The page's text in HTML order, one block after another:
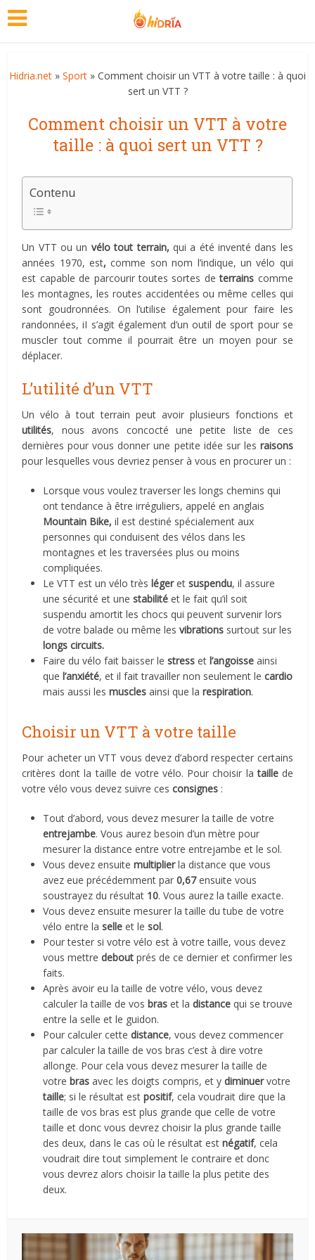
Hidria.net » Sport » Comment choisir un VTT à votre taille : à quoi
sert un VTT ?
Comment choisir un VTT à votre
taille : à quoi sert un VTT ?
Contenu
Un VTT ou un vélo tout terrain, qui a été inventé dans les
années 1970, est,comme son nom l’indique, un vélo qui
est capable de parcourir toutes sortes deterrains comme
les montagnes, les routes accidentées ou même celles qui
sont goudronnées. On l’utilise également pour faire les
randonnées, iI s’agit également d’un outil de sport pour se
muscler tout comme il pourrait être un moyen pour se
déplacer.
L’utilité d’un VTT
Un vélo à tout terrain peut avoir plusieurs fonctions et
utilités, nous avons concocté une petite liste de ces
dernières pour vous donner une petite idée sur les raisons
pour lesquelles vous devriez penser à vous en procurer un :
Lorsque vous voulez traverser les longs chemins qui
ont tendance à être irréguliers, appelé en anglais
Mountain Bike,il est destiné spécialement aux
personnes qui conduisent des vélos dans les
montagnes et les traversées plus ou moins
compliquées.
Le VTT est un vélo trèslégeretsuspendu, il assure
une sécurité et unestabilitéet le fait qu’il soit
suspendu amortit les chocs qui peuvent survenir lors
de votre balade ou même lesvibrations surtout sur les
longs circuits.
Faire du vélo fait baisser lestressetl’angoisseainsi
quel’anxiété, et il fait travailler non seulement lecardio
mais aussi lesmusclesainsi que larespiration.
Choisir un VTT à votre taille
Pour acheter un VTT vous devez d’abord respecter certains
critères dont la taille de votre vélo. Pour choisir lataille de
votre vélo vous devez suivre cesconsignes :
Tout d’abord, vous devez mesurer la taille de votre
entrejambe. Vous aurez besoin d’un mètre pour
mesurer la distance entre votre entrejambe et le sol.
Vous devez ensuitemultiplierla distance que vous
avez eue précédemment par 0,67ensuite vous
soustrayez du résultat 10. Vous aurez la taille exacte.
Vous devez ensuite mesurer la taille du tube de votre
vélo entre laselleet lesol.
Pour tester si votre vélo est à votre taille, vous devez
vous mettredeboutprés de ce dernier et confirmer les
faits.
Après avoir eu la taille de votre vélo, vous devez
calculer la taille de vosbraset ladistancequi se trouve
entre la selle et le guidon.
Pour calculer cettedistance, vous devez commencer
par calculer la taille de vos bras c’est à dire votre
allonge. Pour cela vous devez mesurer la taille de
votrebrasavec les doigts compris, et ydiminuervotre
taille; si le résultat estpositif, cela voudrait dire que la
taille de vos bras est plus grande que celle de votre
taille et donc vous devrez choisir la plus grande taille
des deux, dans le cas où le résultat estnégatif, cela
voudrait dire tout simplement le contraire et donc
vous devrez alors choisir la taille la plus petite des
deux.